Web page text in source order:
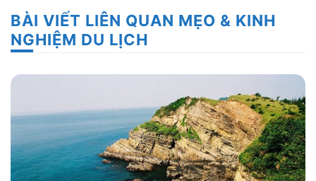
BÀI VIẾT LIÊN QUAN MẸO & KINH
NGHIỆM DU LỊCH